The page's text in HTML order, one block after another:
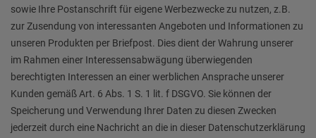
sowie Ihre Postanschrift für eigene Werbezwecke zu nutzen, z.B.
zur Zusendung von interessanten Angeboten und Informationen zu
unseren Produkten per Briefpost. Dies dient der Wahrung unserer
im Rahmen einer Interessensabwägung überwiegenden
berechtigten Interessen an einer werblichen Ansprache unserer
Kunden gemäß Art. 6 Abs. 1 S. 1 lit. f DSGVO. Sie können der
Speicherung und Verwendung Ihrer Daten zu diesen Zwecken
jederzeit durch eine Nachricht an die in dieser Datenschutzerklärung